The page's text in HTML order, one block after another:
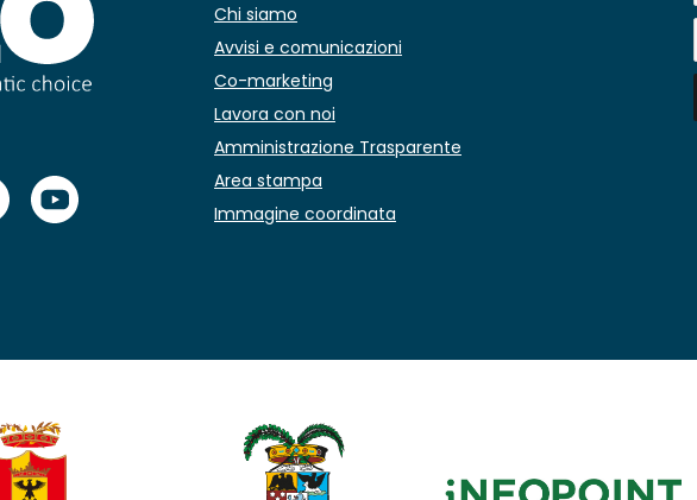
Chi siamo
Avvisi e comunicazioni
Co-marketing
Lavora con noi
Amministrazione Trasparente
Area stampa
Immagine coordinata